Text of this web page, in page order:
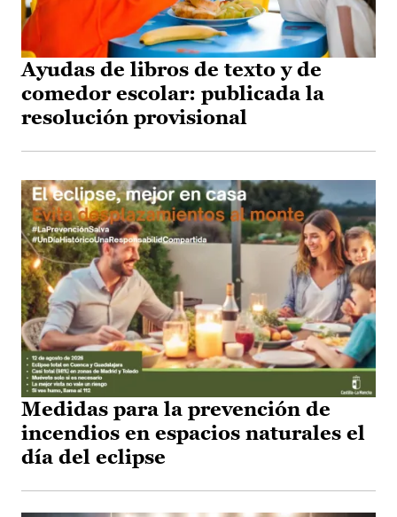
Ayudas de libros de texto y de
comedor escolar: publicada la
resolución provisional
Medidas para la prevención de
incendios en espacios naturales el
día del eclipse